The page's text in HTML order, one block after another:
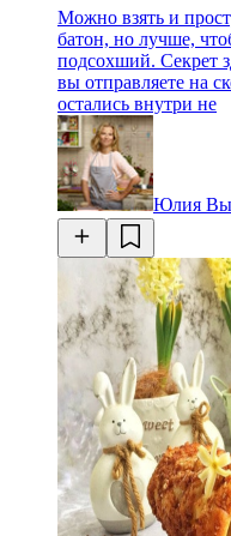
Можно взять и
батон, но лучше,
подсохший. Секрет
вы отправляете на
остались внутри не
Юлия